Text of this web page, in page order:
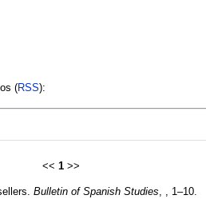
(RSS):
<< 1>>
Bulletin of Spanish Studies , , 1–10.